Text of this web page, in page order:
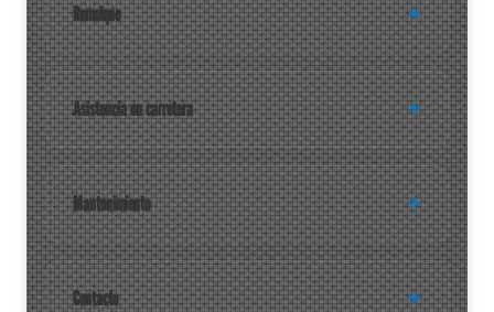
Remolque
Asistencia en carretera
Mantenimiento
Contacto